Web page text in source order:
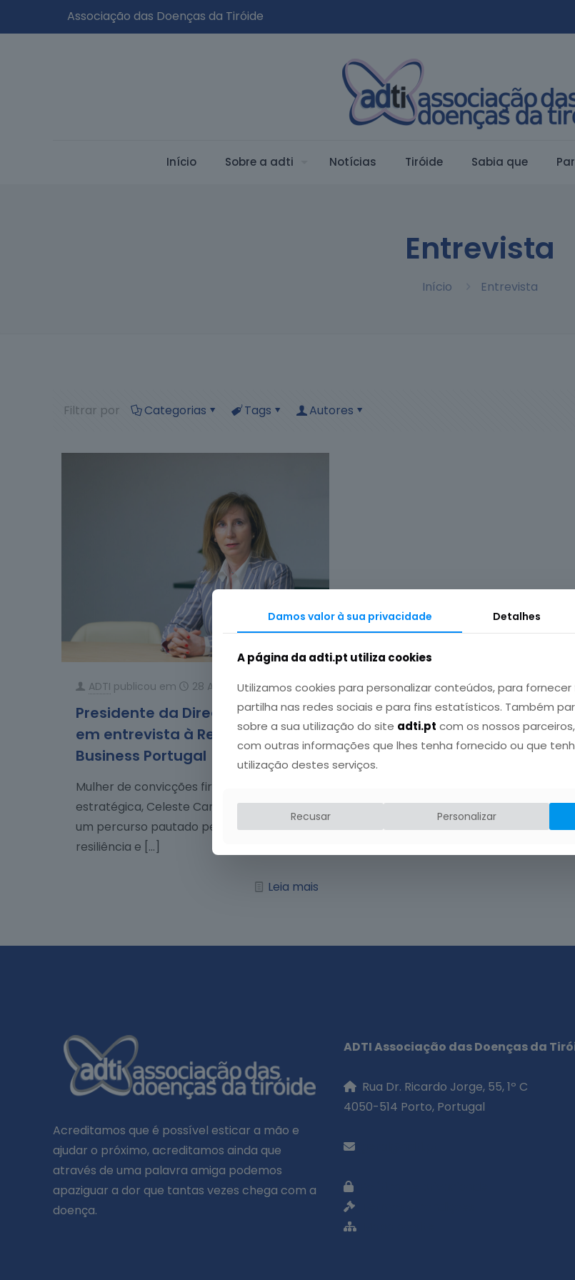
Associação das Doenças da Tiróide
Início Sobre a adti Notí­cias Tiróide Sabia que
Entrevista
Início Entrevista
Filtrar por Categorias Tags Autores
ADTI publicou em 28 Abril, 2026
Presidente da Direção da ADTI
em entrevista à Revista
Business Portugal
Mulher de convicções firmes e visão
estratégica, Celeste Campinho construiu
um percurso pautado pela dedicação,
resiliência e […]
Leia mais
Acreditamos que é possível esticar a mão e
ajudar o próximo, acreditamos ainda que
através de uma palavra amiga podemos
apaziguar a dor que tantas vezes chega com a
doença.
ADTI Associação das Doenças da
Rua Dr. Ricardo Jorge, 55, 1º C
4050-514 Porto, Portugal
Damos valor à sua privacidade Detalhes
A página da adti.pt utiliza cookies
Utilizamos cookies para personalizar conteúdos, para
partilha nas redes sociais e para fins estatísticos. Também
sobre a sua utilização do site adti.pt com os nossos
com outras informações que lhes tenha fornecido ou que
utilização destes serviços.
Recusar Personalizar